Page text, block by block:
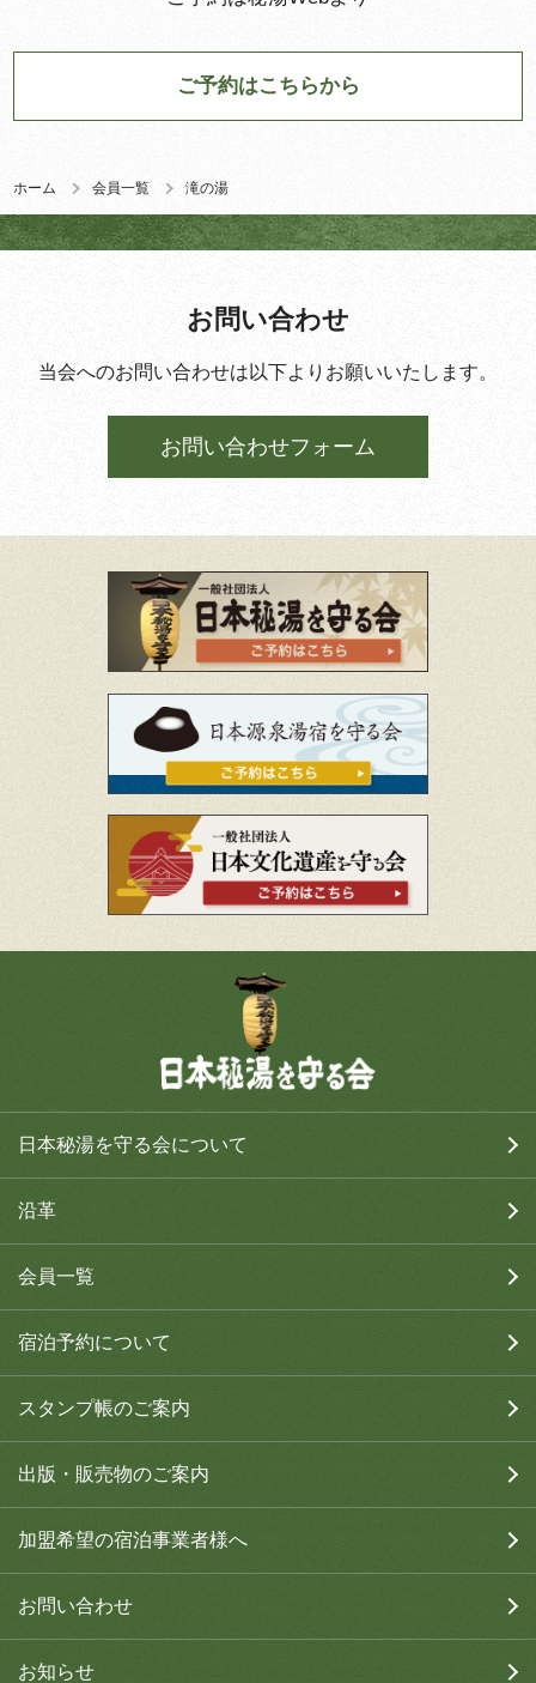
ホーム 会員一覧 滝の湯
ご予約はこちらから
お問い合わせ
当会へのお問い合わせは以下よりお願いいたします。
お問い合わせフォーム
日本秘湯を守る会について
沿革
会員一覧
宿泊予約について
スタンプ帳のご案内
出版・販売物のご案内
加盟希望の宿泊事業者様へ
お問い合わせ
お知らせ